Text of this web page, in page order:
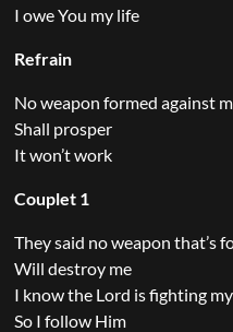
I owe You my life
Refrain
No weapon formed against
Shall prosper
It won’t work
Couplet 1
They said no weapon that’s
Will destroy me
I know the Lord is fighting
So I follow Him